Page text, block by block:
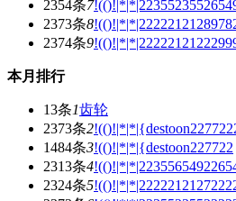
2354条7
2373条8
2374条9
本月排行
13条1齿轮
2373条2
1484条3!(()!|*|*|{destoon227722
2313条4
2324条5